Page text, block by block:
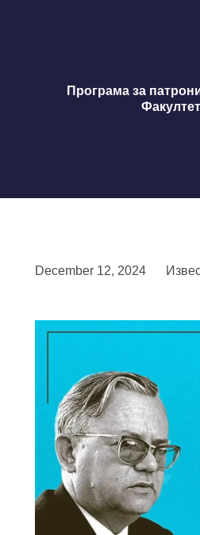
Програма за
December 12, 2024